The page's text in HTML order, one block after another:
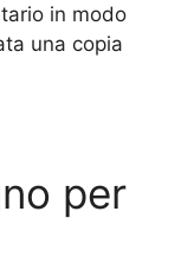
in modo
una copia
per